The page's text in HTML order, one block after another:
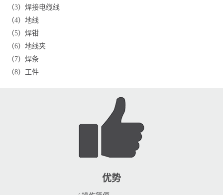
（3）焊接电缆线
（4）地线
（5）焊钳
（6）地线夹
（7）焊条
（8）工件
优势